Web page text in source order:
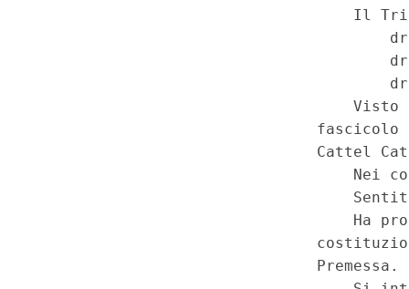
nell'ambito dell'iniziativa
trattamento fra imprenditore
"sottosoglia"di fallibilita' -
persona fisica della
marzo 1942, n. 267, artt.
comma. - Costituzione, artt.
Serie